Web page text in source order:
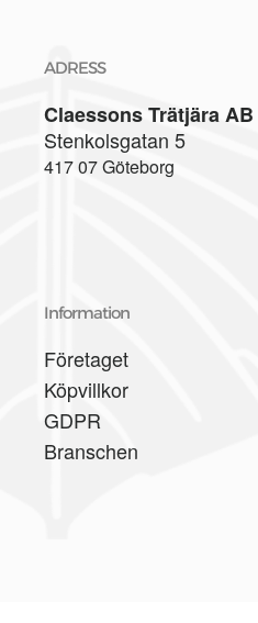
ADRESS
Claessons Trätjära AB
Stenkolsgatan 5
417 07 Göteborg
Information
Företaget
Köpvillkor
GDPR
Branschen